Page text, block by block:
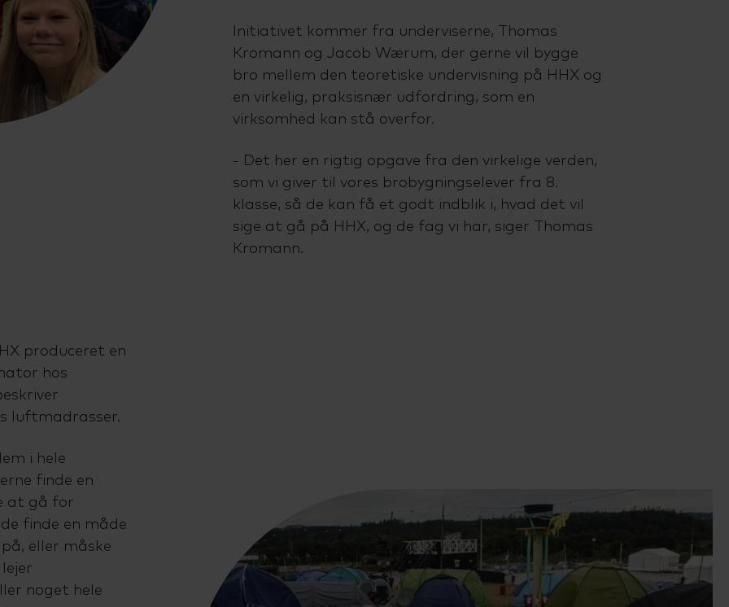
Initiativet kommer fra underviserne, Thomas
Kromann og Jacob Wærum, der gerne vil bygge
bro mellem den teoretiske undervisning på HHX og
en virkelig, praksisnær udfordring, som en
virksomhed kan stå overfor.
- Det her en rigtig opgave fra den virkelige verden,
som vi giver til vores brobygningselever fra 8.
klasse, så de kan få et godt indblik i, hvad det vil
sige at gå på HHX, og de fag vi har, siger Thomas
Kromann.
produceret en
hos
luftmadrasser.
i hele
finde en
at gå for
finde en måde
eller måske
noget hele